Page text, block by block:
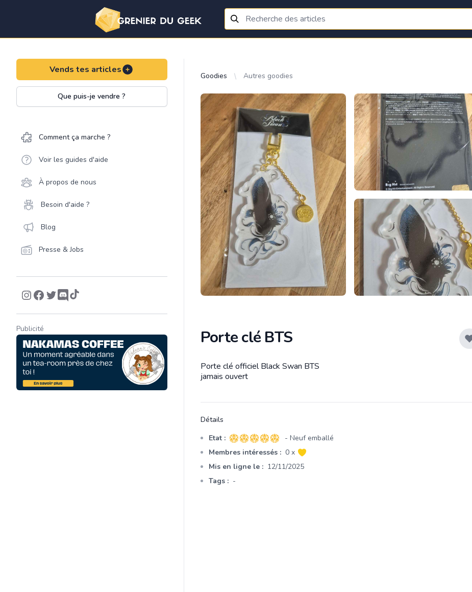
Vends tes articles
Que puis-je vendre ?
Comment ça marche ?
Voir les guides d'aide
À propos de nous
Besoin d'aide ?
Blog
Presse & Jobs
Publicité
Goodies Autres goodies
Porte clé BTS
Description
Porte clé officiel Black Swan BTS
jamais ouvert
Détails
Etat : 5 sur 5 étoiles
- Neuf emballé
Membres intéressés : 0 x
Mis en ligne le : 12/11/2025
Tags : -